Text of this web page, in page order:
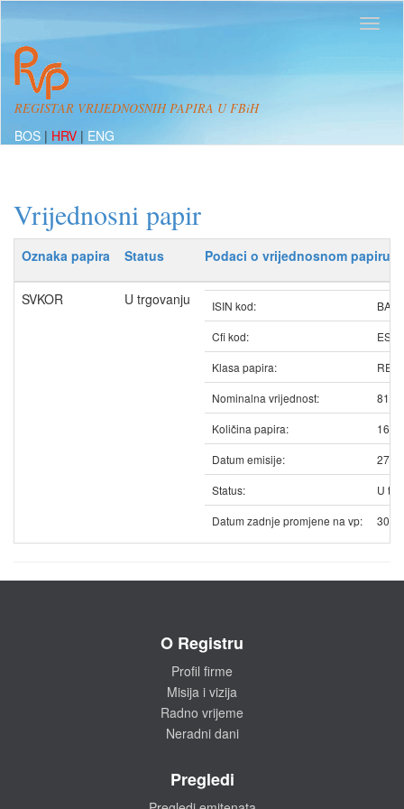
REGISTAR VRIJEDNOSNIH PAPIRA U FBiH
BOS | HRV | ENG
Vrijednosni papir
Oznaka papira Status Podaci o vrijednosnom papiru
SVKOR U trgovanju ISIN kod:
Cfi kod:
Klasa papira:
Nominalna vrijednost:
Količina papira:
Datum emisije:
Status:
U
Datum zadnje promjene na vp:
O Registru
Profil firme
Misija i vizija
Radno vrijeme
Neradni dani
Pregledi